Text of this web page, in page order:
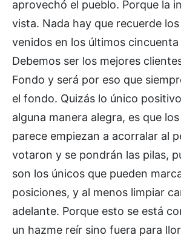
aprovechó el pueblo. Porque la
vista. Nada hay que recuerde
venidos en los últimos cincuenta
Debemos ser los mejores
Fondo y será por eso que
el fondo. Quizás lo único
alguna manera alegra, es que
parece empiezan a acorralar al
votaron y se pondrán las pilas,
son los únicos que pueden
posiciones, y al menos limpiar
adelante. Porque esto se está
un hazme reír sino fuera para